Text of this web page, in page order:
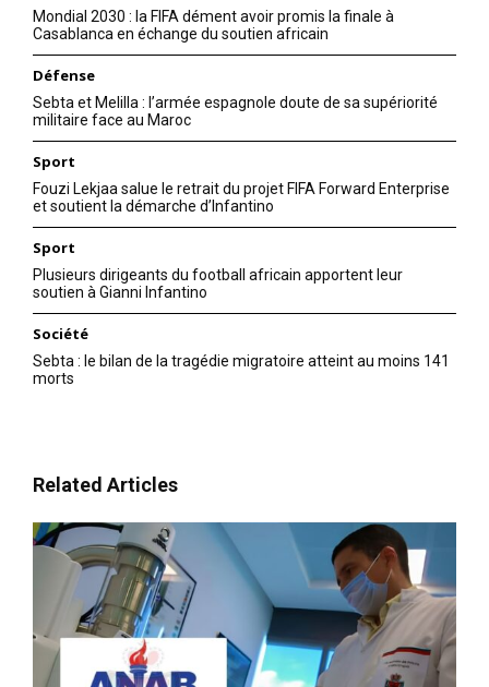
Mondial 2030 : la FIFA dément avoir promis la finale à
Casablanca en échange du soutien africain
Défense
Sebta et Melilla : l’armée espagnole doute de sa supériorité
militaire face au Maroc
Sport
Fouzi Lekjaa salue le retrait du projet FIFA Forward Enterprise
et soutient la démarche d’Infantino
Sport
Plusieurs dirigeants du football africain apportent leur
soutien à Gianni Infantino
Société
Sebta : le bilan de la tragédie migratoire atteint au moins 141
morts
Related Articles